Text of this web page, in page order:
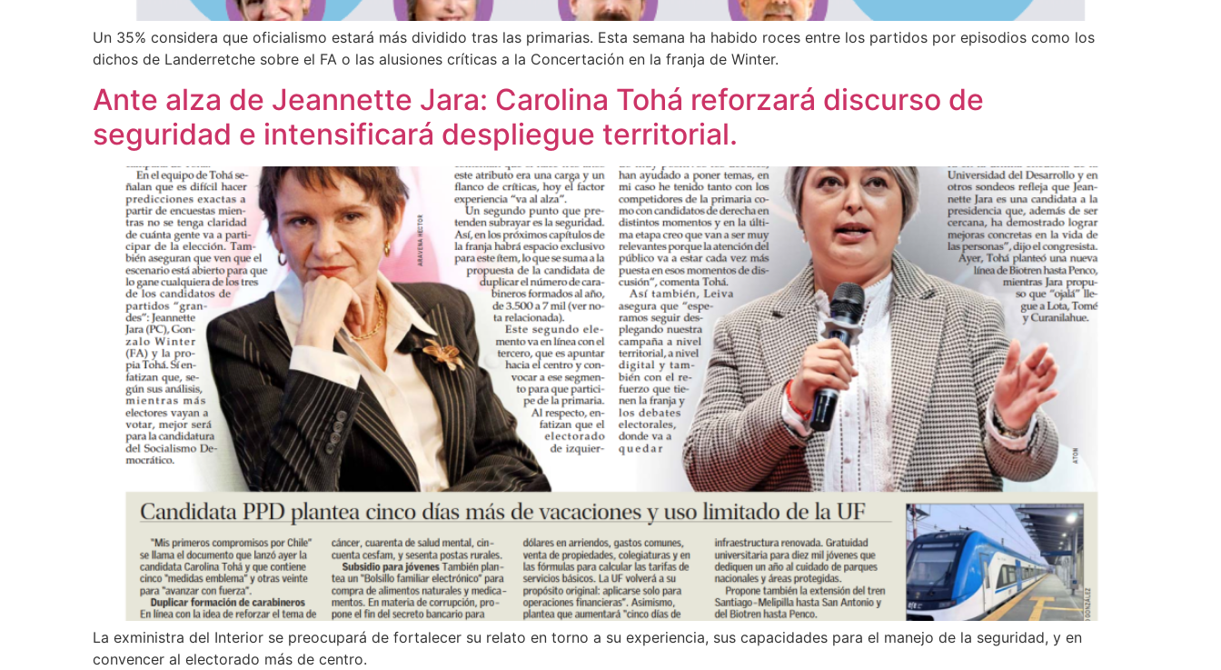
Un 35% considera que oficialismo estará más dividido tras las primarias. Esta semana ha habido roces entre los partidos por episodios como los
dichos de Landerretche sobre el FA o las alusiones críticas a la Concertación en la franja de Winter.
Ante alza de Jeannette Jara: Carolina Tohá reforzará discurso de
seguridad e intensificará despliegue territorial.
La exministra del Interior se preocupará de fortalecer su relato en torno a su experiencia, sus capacidades para el manejo de la seguridad, y en
convencer al electorado más de centro.